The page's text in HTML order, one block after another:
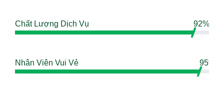
Chất Lượng Dịch Vụ 92%
Nhân Viên Vui Vẻ 95%